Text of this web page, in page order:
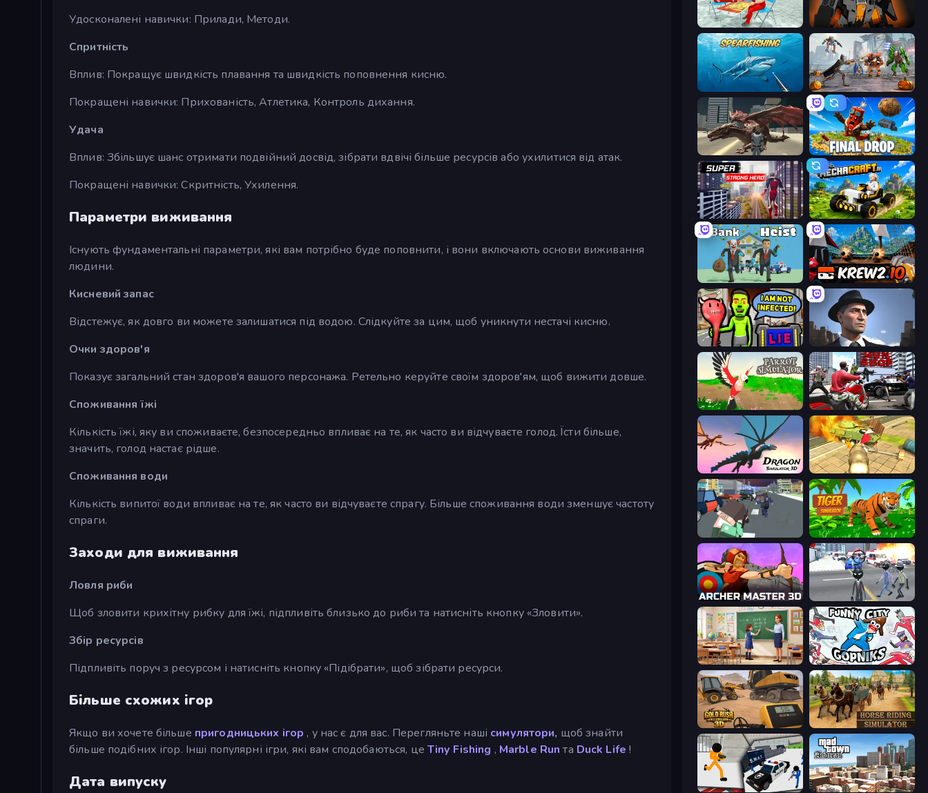
Удосконалені навички: Прилади, Методи.
Спритність
Вплив: Покращує швидкість плавання та швидкість поповнення кисню.
Покращені навички: Прихованість, Атлетика, Контроль дихання.
Удача
Вплив: Збільшує шанс отримати подвійний досвід, зібрати вдвічі більше ресурсів або ухилитися від атак.
Покращені навички: Скритність, Ухилення.
Параметри виживання
Існують фундаментальні параметри, які вам потрібно буде поповнити, і вони включають основи виживання
людини.
Кисневий запас
Відстежує, як довго ви можете залишатися під водою. Слідкуйте за цим, щоб уникнути нестачі кисню.
Очки здоров'я
Показує загальний стан здоров'я вашого персонажа. Ретельно керуйте своїм здоров'ям, щоб вижити довше.
Споживання їжі
Кількість їжі, яку ви споживаєте, безпосередньо впливає на те, як часто ви відчуваєте голод. Їсти більше,
значить, голод настає рідше.
Споживання води
Кількість випитої води впливає на те, як часто ви відчуваєте спрагу. Більше споживання води зменшує частоту
спраги.
Заходи для виживання
Ловля риби
Щоб зловити крихітну рибку для їжі, підпливіть близько до риби та натисніть кнопку «Зловити».
Збір ресурсів
Підпливіть поруч з ресурсом і натисніть кнопку «Підібрати», щоб зібрати ресурси.
Більше схожих ігор
Якщо ви хочете більше пригодницьких ігор , у нас є для вас. Перегляньте наші симулятори, щоб знайти
більше подібних ігор. Інші популярні ігри, які вам сподобаються, це Tiny Fishing , Marble Run та Duck Life !
Дата випуску
Alcatraz Prison Escape Plan Destructors Online
Flying Bat Robot Car Transform Game
Dragon Vice City Final Drop
Super Strong Hero Mechacraft.io
Bank Heist Krew.io
I Am Not Infected! Downtown 1930s Mafia
Parrot Simulator Grand Action Simulator: New York
Dragon Simulator 3D Wild Animal Zoo City Simulator
Tiger Simulator 3D
Archer Master 3D: Castle Defense Amazing Crime Strange Stickman
High School Teacher Simulator Funny City: Gopniks
Gold Rush: Gold Simulator 3D Horse Riding Simulator
Stickman Prison: Counter Assault Mad Town Andreas: Mafia Storie